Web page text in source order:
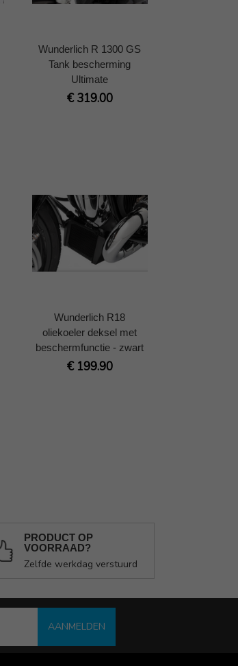
Wunderlich R 1300 GS
Tank bescherming
Ultimate
€ 319.00
Wunderlich R18
oliekoeler deksel met
beschermfunctie - zwart
€ 199.90
PRODUCT OP
VOORRAAD?
Zelfde werkdag verstuurd
AANMELDEN